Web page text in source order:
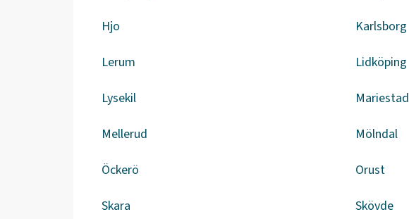
Hjo Karlsborg
Lerum Lidköping
Lysekil Mariestad
Mellerud Mölndal
Öckerö Orust
Skara Skövde